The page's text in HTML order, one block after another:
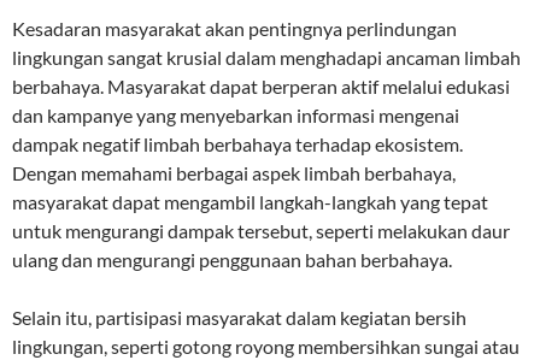
Kesadaran masyarakat akan pentingnya perlindungan
lingkungan sangat krusial dalam menghadapi ancaman limbah
berbahaya. Masyarakat dapat berperan aktif melalui edukasi
dan kampanye yang menyebarkan informasi mengenai
dampak negatif limbah berbahaya terhadap ekosistem.
Dengan memahami berbagai aspek limbah berbahaya,
masyarakat dapat mengambil langkah-langkah yang tepat
untuk mengurangi dampak tersebut, seperti melakukan daur
ulang dan mengurangi penggunaan bahan berbahaya.
Selain itu, partisipasi masyarakat dalam kegiatan bersih
lingkungan, seperti gotong royong membersihkan sungai atau